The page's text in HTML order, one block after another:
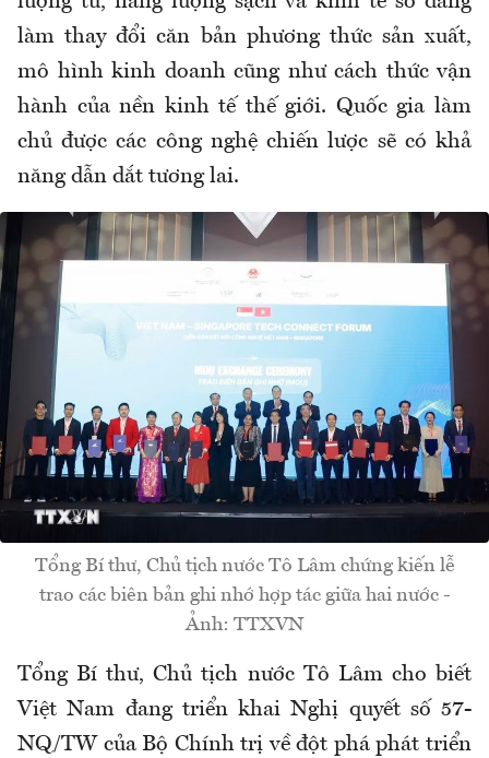
làm thay đổi căn bản phương thức sản xuất,
mô hình kinh doanh cũng như cách thức vận
hành của nền kinh tế thế giới. Quốc gia làm
chủ được các công nghệ chiến lược sẽ có khả
năng dẫn dắt tương lai.
Tổng Bí thư, Chủ tịch nước Tô Lâm chứng kiến lễ
trao các biên bản ghi nhớ hợp tác giữa hai nước -
Ảnh: TTXVN
Tổng Bí thư, Chủ tịch nước Tô Lâm cho biết
Việt Nam đang triển khai Nghị quyết số 57-
NQ/TW của Bộ Chính trị về đột phá phát triển